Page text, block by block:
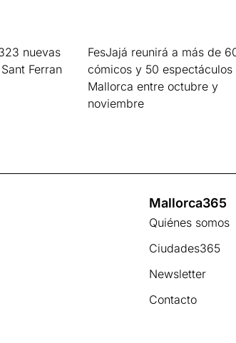
nuevas
Ferran
FesJajá reunirá a más de
cómicos y 50 espectáculos
Mallorca entre octubre y
noviembre
Mallorca365
Quiénes somos
Ciudades365
Newsletter
Contacto